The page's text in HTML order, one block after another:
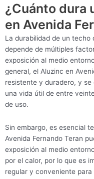
¿Cuánto dura
en Avenida
La durabilidad de un techo
depende de múltiples
exposición al medio
general, el Aluzinc en
resistente y duradero, y
una vida útil de entre
de uso.
Sin embargo, es esencial
Avenida Fernando Teran
exposición al medio
por el calor, por lo que es
regular y conveniente